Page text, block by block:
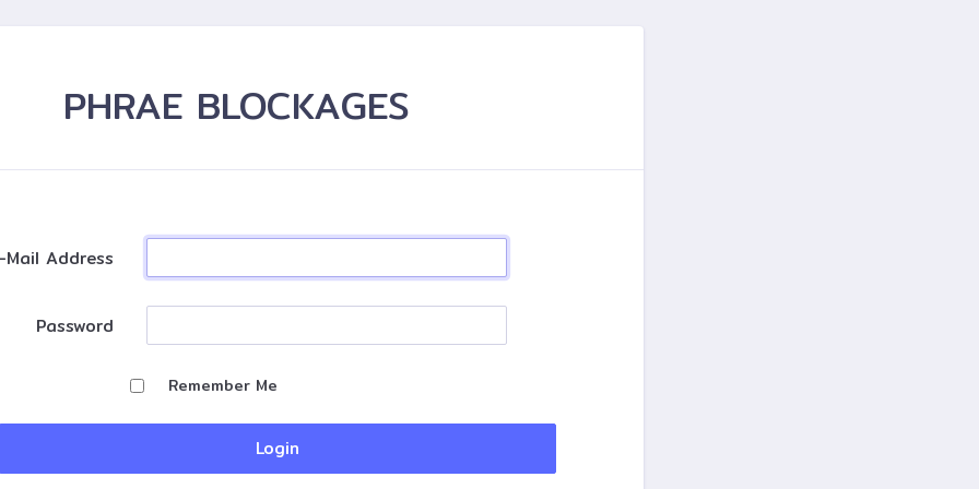
PHRAE BLOCKAGES
Mail Address
Password
Remember Me
Login